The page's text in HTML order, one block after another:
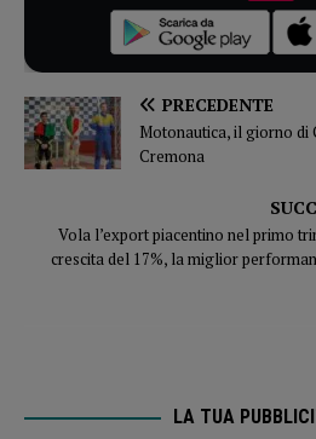
PRECEDENTE
Motonautica, il giorno di
Cremona
Vola l’export piacentino nel primo
crescita del 17%, la miglior
LA TUA